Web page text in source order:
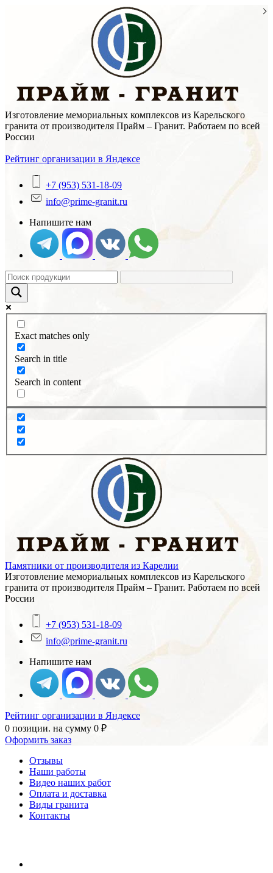
Изготовление мемориальных комплексов из Карельского
гранита от производителя Прайм – Гранит. Работаем по всей
России
Рейтинг организации в Яндексе
+7 (953) 531-18-09
info@prime-granit.ru
Напишите нам
Exact matches only
Search in title
Search in content
Памятники от производителя из Карелии
Изготовление мемориальных комплексов из Карельского
гранита от производителя Прайм – Гранит. Работаем по всей
России
+7 (953) 531-18-09
info@prime-granit.ru
Напишите нам
Рейтинг организации в Яндексе
0 позиции. на сумму 0 ₽
Оформить заказ
Отзывы
Наши работы
Видео наших работ
Оплата и доставка
Виды гранита
Контакты